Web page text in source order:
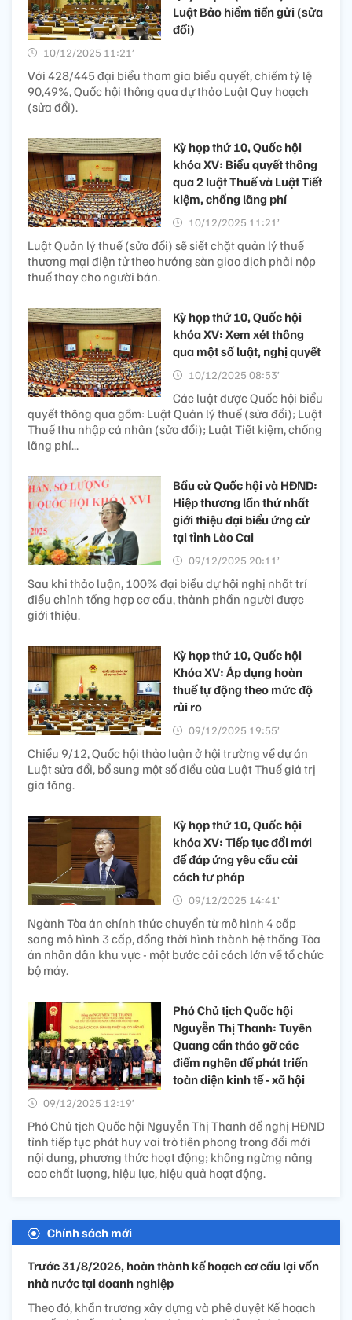
Luật Bảo hiểm tiền gửi (sửa
đổi)
10/12/2025 11:21’
Với 428/445 đại biểu tham gia biểu quyết, chiếm tỷ lệ
90,49%, Quốc hội thông qua dự thảo Luật Quy hoạch
(sửa đổi).
Kỳ họp thứ 10, Quốc hội
khóa XV: Biểu quyết thông
qua 2 luật Thuế và Luật Tiết
kiệm, chống lãng phí
10/12/2025 11:21’
Luật Quản lý thuế (sửa đổi) sẽ siết chặt quản lý thuế
thương mại điện tử theo hướng sàn giao dịch phải nộp
thuế thay cho người bán.
Kỳ họp thứ 10, Quốc hội
khóa XV: Xem xét thông
qua một số luật, nghị quyết
10/12/2025 08:53’
Các luật được Quốc hội biểu
quyết thông qua gồm: Luật Quản lý thuế (sửa đổi); Luật
Thuế thu nhập cá nhân (sửa đổi); Luật Tiết kiệm, chống
lãng phí...
Bầu cử Quốc hội và HĐND:
Hiệp thương lần thứ nhất
giới thiệu đại biểu ứng cử
tại tỉnh Lào Cai
09/12/2025 20:11’
Sau khi thảo luận, 100% đại biểu dự hội nghị nhất trí
điều chỉnh tổng hợp cơ cấu, thành phần người được
giới thiệu.
Kỳ họp thứ 10, Quốc hội
Khóa XV: Áp dụng hoàn
thuế tự động theo mức độ
rủi ro
09/12/2025 19:55’
Chiều 9/12, Quốc hội thảo luận ở hội trường về dự án
Luật sửa đổi, bổ sung một số điều của Luật Thuế giá trị
gia tăng.
Kỳ họp thứ 10, Quốc hội
khóa XV: Tiếp tục đổi mới
để đáp ứng yêu cầu cải
cách tư pháp
09/12/2025 14:41’
Ngành Tòa án chính thức chuyển từ mô hình 4 cấp
sang mô hình 3 cấp, đồng thời hình thành hệ thống Tòa
án nhân dân khu vực - một bước cải cách lớn về tổ chức
bộ máy.
Phó Chủ tịch Quốc hội
Nguyễn Thị Thanh: Tuyên
Quang cần tháo gỡ các
điểm nghẽn để phát triển
toàn diện kinh tế - xã hội
09/12/2025 12:19’
Phó Chủ tịch Quốc hội Nguyễn Thị Thanh đề nghị HĐND
tỉnh tiếp tục phát huy vai trò tiên phong trong đổi mới
nội dung, phương thức hoạt động; không ngừng nâng
cao chất lượng, hiệu lực, hiệu quả hoạt động.
Chính sách mới
Trước 31/8/2026, hoàn thành kế hoạch cơ cấu lại vốn
nhà nước tại doanh nghiệp
Theo đó, khẩn trương xây dựng và phê duyệt Kế hoạch